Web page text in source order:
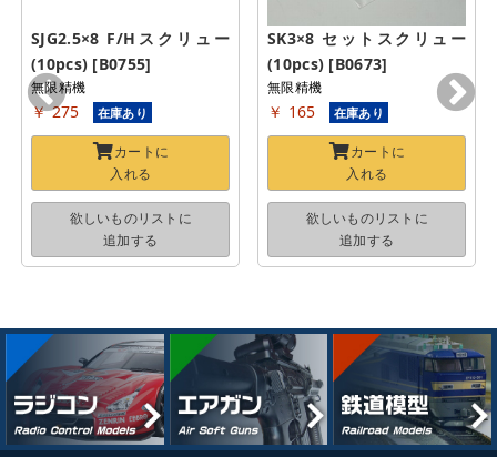
SJG2.5×8 F/Hスクリュー
(10pcs) [B0755]
無限精機
￥ 275 在庫あり
カートに
入れる
欲しいものリストに
追加する
SK3×8 セットスクリュー
(10pcs) [B0673]
無限精機
￥ 165 在庫あり
カートに
入れる
欲しいものリストに
追加する